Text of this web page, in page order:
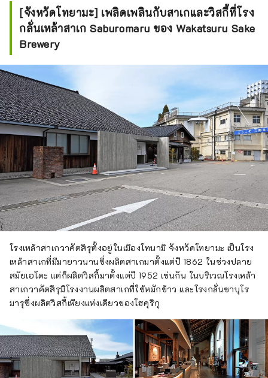
[จังหวัดโทยามะ] เพลิดเพลินกับสาเกและวิสกี้ที่โรง
กลั่นเหล้าสาเก Saburomaru ของ Wakatsuru Sake
Brewery
โรงเหล้าสาเกวาคัตสึรุตั้งอยู่ในเมืองโทนามิ จังหวัดโทยามะ เป็นโรง
เหล้าสาเกที่มีมายาวนานซึ่งผลิตสาเกมาตั้งแต่ปี 1862 ในช่วงปลาย
สมัยเอโดะ แต่ก็ผลิตวิสกี้มาตั้งแต่ปี 1952 เช่นกัน ในบริเวณโรงเหล้า
สาเกวาคัตสึรุมีโรงงานผลิตสาเกที่ใช้หมักข้าว และโรงกลั่นซาบุโร
มารุซึ่งผลิตวิสกี้เพียงแห่งเดียวของโฮคุริกุ